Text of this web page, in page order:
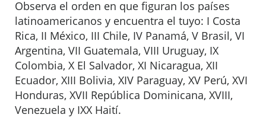
Observa el orden en que figuran los países
latinoamericanos y encuentra el tuyo: I Costa
Rica, II México, III Chile, IV Panamá, V Brasil, VI
Argentina, VII Guatemala, VIII Uruguay, IX
Colombia, X El Salvador, XI Nicaragua, XII
Ecuador, XIII Bolivia, XIV Paraguay, XV Perú, XVI
Honduras, XVII República Dominicana, XVIII,
Venezuela y IXX Haití.